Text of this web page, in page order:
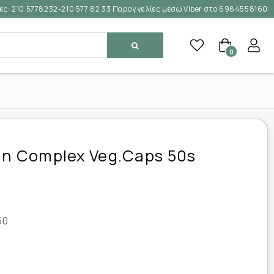
210 5778232-210 577 82 33 Παραγγελίες μέσω Viber στο 6984558160
0
Complex Veg.caps 50s